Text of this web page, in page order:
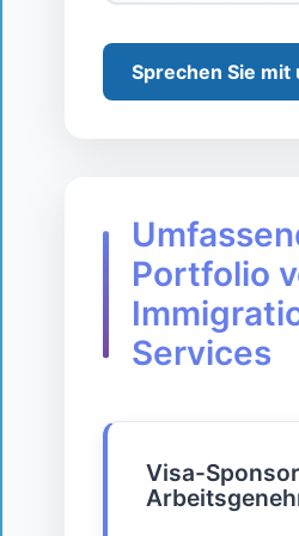
Sprechen Sie mit
Portfolio
Services
Visa-